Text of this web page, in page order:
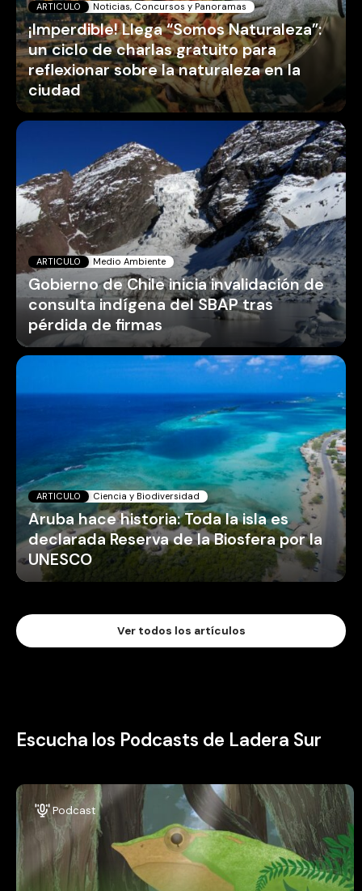
ARTICULO Noticias, Concursos y Panoramas
¡Imperdible! Llega “Somos Naturaleza”:
un ciclo de charlas gratuito para
reflexionar sobre la naturaleza en la
ciudad
ARTICULO Medio Ambiente
Gobierno de Chile inicia invalidación de
consulta indígena del SBAP tras
pérdida de firmas
ARTICULO Ciencia y Biodiversidad
Aruba hace historia: Toda la isla es
declarada Reserva de la Biosfera por la
UNESCO
Ver todos los artículos
Escucha los Podcasts de Ladera Sur
Podcast